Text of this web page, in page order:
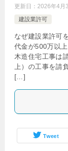
更新日： 2026年4月
建設業許可
なぜ建設業許可
代金が500万以
木造住宅工事は
上）の工事を請
[…]
Tweet